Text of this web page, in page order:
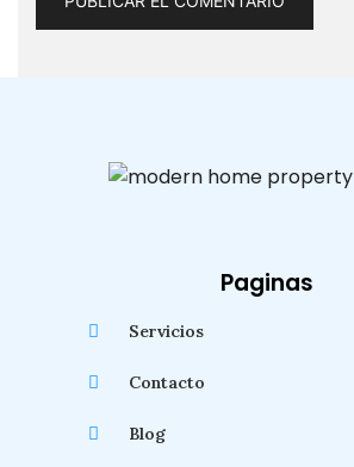
Paginas
Servicios
Contacto
Blog